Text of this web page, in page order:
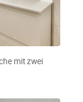
mit zwei